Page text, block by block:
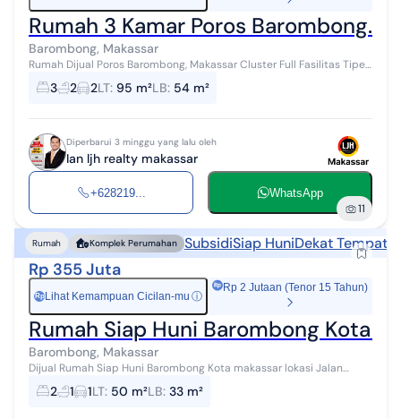
Rumah 3 Kamar Poros Barombong.
Barombong, Makassar
Rumah Dijual Poros Barombong, Makassar Cluster Full Fasilitas Tipe
54/95 (9,5x10) 2 Carport 3 Kamar Tidur 2 Kamar Mandi Dapur Free
AJB, BPHTB Fre...
3 2 2LT: 95 m²LB: 54 m²
Diperbarui 3 minggu yang lalu oleh
Ian ljh realty makassar
+628219... WhatsApp
11
Rumah Komplek Perumahan SubsidiSiap HuniDekat Tempat
Rp 355 Juta
Rp Lihat Kemampuan Cicilan-mu ⓘ
Rp 2 Jutaan (Tenor 15 Tahun)
Rumah Siap Huni Barombong Kota
Barombong, Makassar
Dijual Rumah Siap Huni Barombong Kota makassar lokasi Jalan
Poros Andi Mappainga sangat dekst ke Sekolah Pelayaran
Barombong Tersedia Tipe : 33/50...
2 1 1LT: 50 m²LB: 33 m²